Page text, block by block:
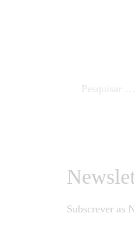
Subscrever as